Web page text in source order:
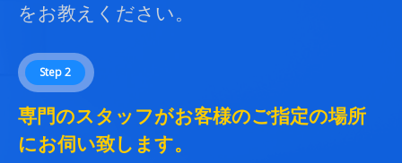
をお教えください。
Step 2
専門のスタッフがお客様のご指定の場所
にお伺い致します。